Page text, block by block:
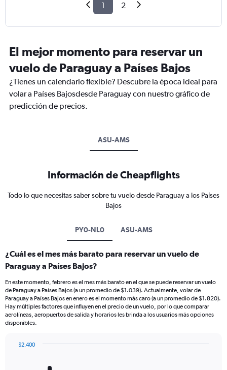
1 2
El mejor momento para reservar un
vuelo de Paraguay a Países Bajos
¿Tienes un calendario flexible? Descubre la época ideal para
volar a Países Bajosdesde Paraguay con nuestro gráfico de
predicción de precios.
ASU-AMS
Información de Cheapflights
Todo lo que necesitas saber sobre tu vuelo desde Paraguay a los Países
Bajos
PY0-NL0 ASU-AMS
¿Cuál es el mes más barato para reservar un vuelo de
Paraguay a Países Bajos?
En este momento, febrero es el mes más barato en el que se puede reservar un vuelo
de Paraguay a Países Bajos (a un promedio de $1.039). Actualmente, volar de
Paraguay a Países Bajos en enero es el momento más caro (a un promedio de $1.820).
Hay múltiples factores que influyen en el precio de un vuelo, por lo que comparar
aerolíneas, aeropuertos de salida y horarios les brinda a los usuarios más opciones
disponibles.
$2.400